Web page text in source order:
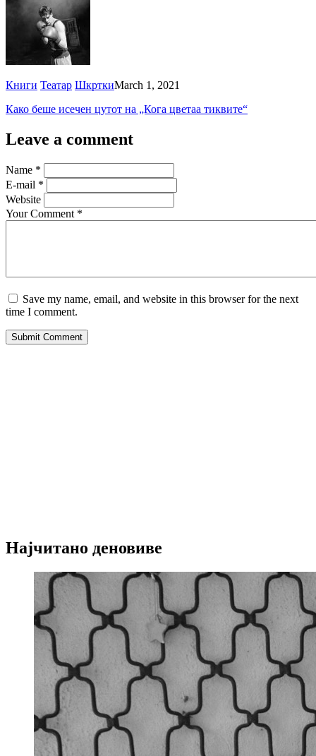
Книги Театар ШкрткиMarch 1, 2021
Како беше исечен цутот на „Кога цветаа тиквите“
Leave a comment
Name *
E-mail *
Website
Your Comment *
Save my name, email, and website in this browser for the next
time I comment.
Submit Comment
Најчитано деновиве